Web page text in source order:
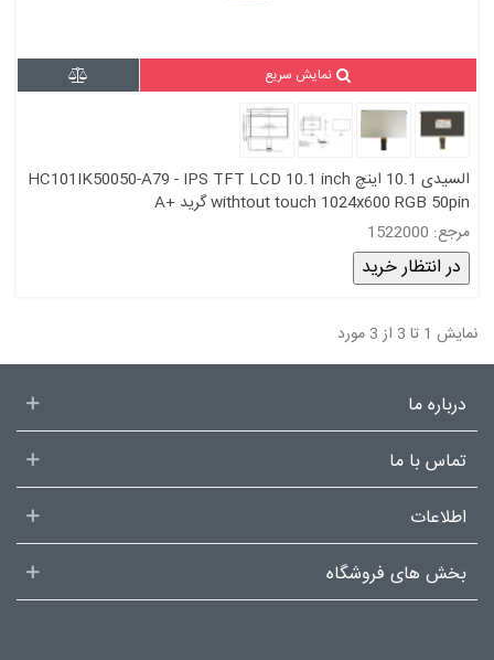
نمایش سریع
السیدی 10.1 اینچ HC101IK50050-A79 - IPS TFT LCD 10.1 inch
withtout touch 1024x600 RGB 50pin گرید +A
مرجع: 1522000
در انتظار خرید
نمایش 1 تا 3 از 3 مورد
درباره ما
تماس با ما
اطلاعات
بخش های فروشگاه